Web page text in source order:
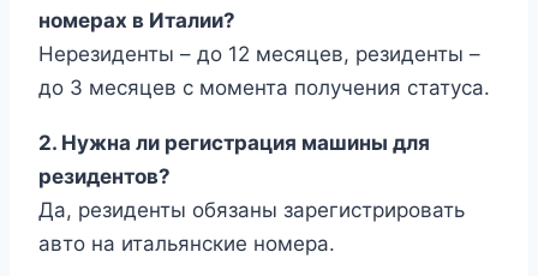
номерах в Италии?
Нерезиденты – до 12 месяцев, резиденты –
до 3 месяцев с момента получения статуса.
2. Нужна ли регистрация машины для
резидентов?
Да, резиденты обязаны зарегистрировать
авто на итальянские номера.